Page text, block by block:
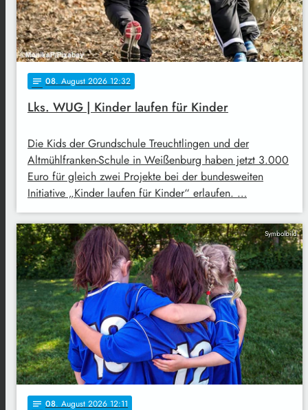
notes 08. August 2026 12:32
Lks. WUG | Kinder laufen für Kinder
Die Kids der Grundschule Treuchtlingen und der
Altmühlfranken-Schule in Weißenburg haben jetzt 3.000
Euro für gleich zwei Projekte bei der bundesweiten
Initiative „Kinder laufen für Kinder“ erlaufen. …
Symbolbild
notes 08. August 2026 12:11